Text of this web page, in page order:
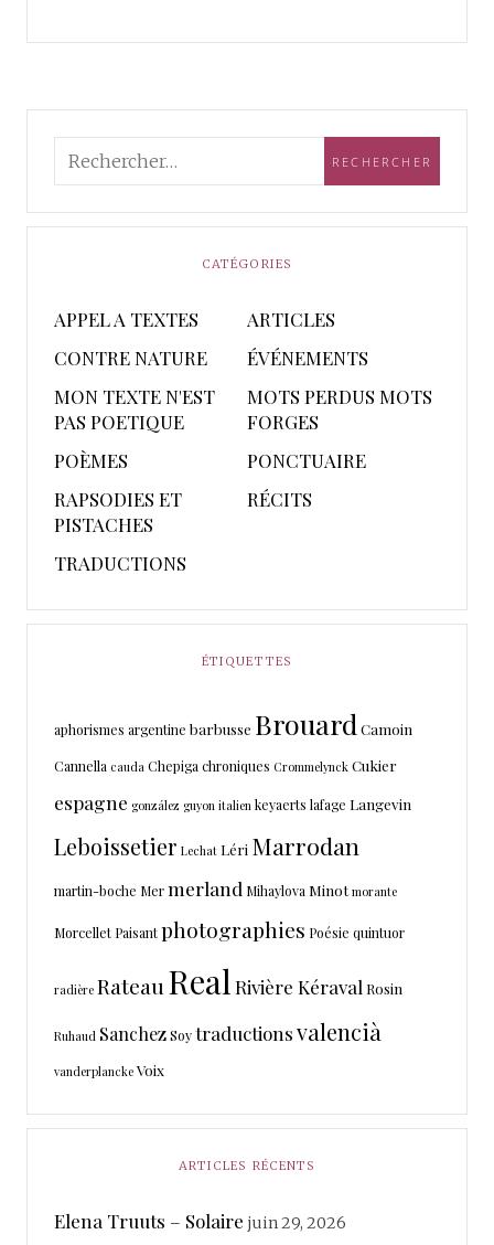
CATÉGORIES
APPEL A TEXTES
ARTICLES
CONTRE NATURE
ÉVÉNEMENTS
MON TEXTE N'EST
PAS POETIQUE
MOTS PERDUS MOTS
FORGES
POÈMES
PONCTUAIRE
RAPSODIES ET
PISTACHES
RÉCITS
TRADUCTIONS
ÉTIQUETTES
aphorismes argentine barbusse Brouard Camoin
Cannella cauda Chepiga chroniques Crommelynck Cukier
espagne gonzález guyon italien keyaerts lafage Langevin
Leboissetier Lechat Léri Marrodan
martin-boche Mermerland Mihaylova Minot morante
Morcellet Paisantphotographies Poésie quintuor
radière Rateau Real Rivière Kéraval Rosin
Ruhaud SanchezSoytraductionsvalencià
vanderplancke Voix
ARTICLES RÉCENTS
Elena Truuts – Solaire juin 29, 2026